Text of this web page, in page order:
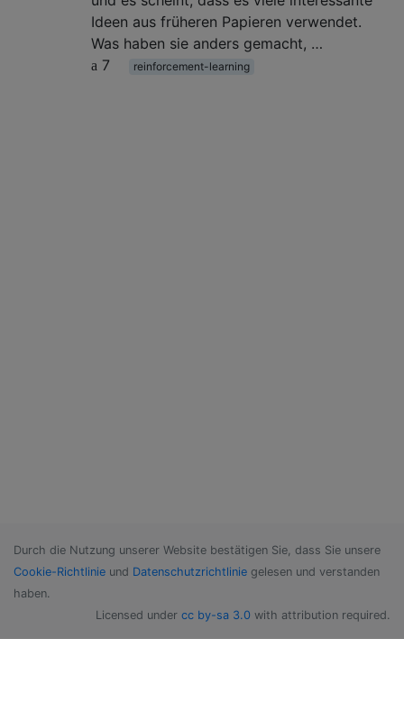
Ideen aus früheren Papieren verwendet.
Was haben sie anders gemacht, …
7
reinforcement-learning
Durch die Nutzung unserer Website bestätigen Sie, dass Sie unsere
Cookie-Richtlinie und Datenschutzrichtlinie gelesen und verstanden
haben.
Licensed under cc by-sa 3.0 with attribution required.